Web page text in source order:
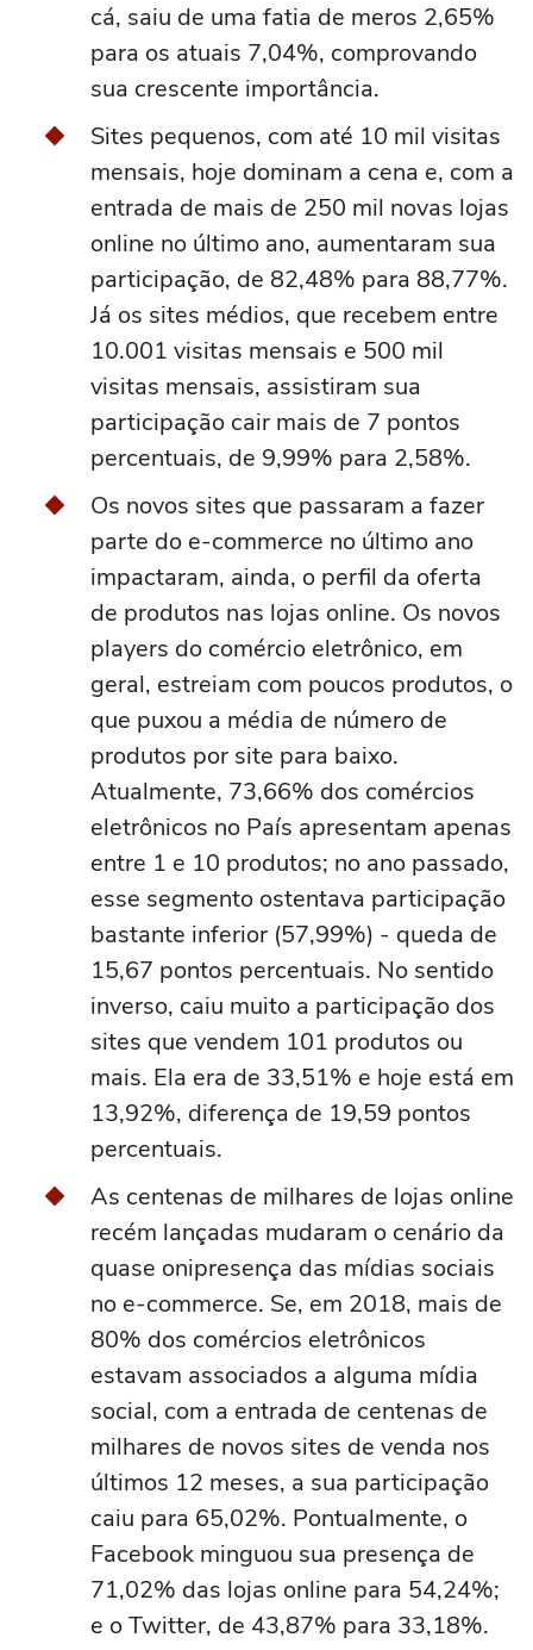
cá, saiu de uma fatia de meros 2,65%
para os atuais 7,04%, comprovando
sua crescente importância.
Sites pequenos, com até 10 mil visitas
mensais, hoje dominam a cena e, com a
entrada de mais de 250 mil novas lojas
online no último ano, aumentaram sua
participação, de 82,48% para 88,77%.
Já os sites médios, que recebem entre
10.001 visitas mensais e 500 mil
visitas mensais, assistiram sua
participação cair mais de 7 pontos
percentuais, de 9,99% para 2,58%.
Os novos sites que passaram a fazer
parte do e-commerce no último ano
impactaram, ainda, o perfil da oferta
de produtos nas lojas online. Os novos
players do comércio eletrônico, em
geral, estreiam com poucos produtos, o
que puxou a média de número de
produtos por site para baixo.
Atualmente, 73,66% dos comércios
eletrônicos no País apresentam apenas
entre 1 e 10 produtos; no ano passado,
esse segmento ostentava participação
bastante inferior (57,99%) - queda de
15,67 pontos percentuais. No sentido
inverso, caiu muito a participação dos
sites que vendem 101 produtos ou
mais. Ela era de 33,51% e hoje está em
13,92%, diferença de 19,59 pontos
percentuais.
As centenas de milhares de lojas online
recém lançadas mudaram o cenário da
quase onipresença das mídias sociais
no e-commerce. Se, em 2018, mais de
80% dos comércios eletrônicos
estavam associados a alguma mídia
social, com a entrada de centenas de
milhares de novos sites de venda nos
últimos 12 meses, a sua participação
caiu para 65,02%. Pontualmente, o
Facebook minguou sua presença de
71,02% das lojas online para 54,24%;
e o Twitter, de 43,87% para 33,18%.